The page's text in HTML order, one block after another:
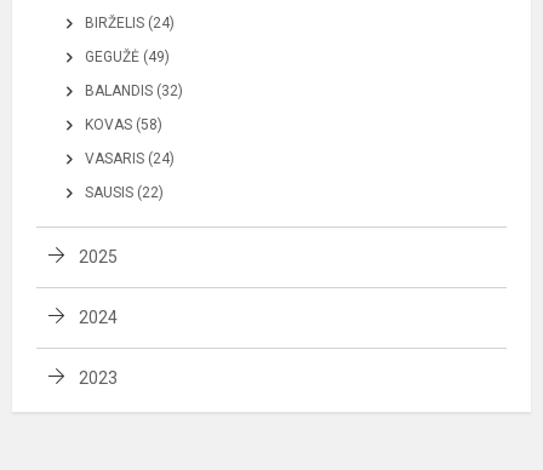
BIRŽELIS (24)
GEGUŽĖ (49)
BALANDIS (32)
KOVAS (58)
VASARIS (24)
SAUSIS (22)
2025
2024
2023